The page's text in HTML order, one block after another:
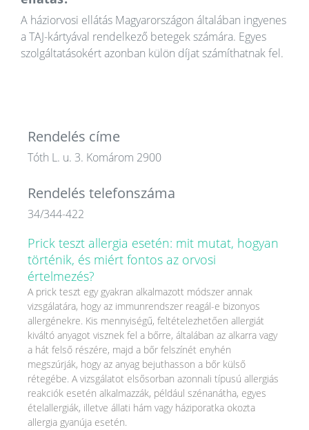
A háziorvosi ellátás Magyarországon általában ingyenes
a TAJ-kártyával rendelkező betegek számára. Egyes
szolgáltatásokért azonban külön díjat számíthatnak fel.
Rendelés címe
Tóth L. u. 3. Komárom 2900
Rendelés telefonszáma
34/344-422
Prick teszt allergia esetén: mit mutat, hogyan
történik, és miért fontos az orvosi
értelmezés?
A prick teszt egy gyakran alkalmazott módszer annak
vizsgálatára, hogy az immunrendszer reagál-e bizonyos
allergénekre. Kis mennyiségű, feltételezhetően allergiát
kiváltó anyagot visznek fel a bőrre, általában az alkarra vagy
a hát felső részére, majd a bőr felszínét enyhén
megszúrják, hogy az anyag bejuthasson a bőr külső
rétegébe. A vizsgálatot elsősorban azonnali típusú allergiás
reakciók esetén alkalmazzák, például szénanátha, egyes
ételallergiák, illetve állati hám vagy háziporatka okozta
allergia gyanúja esetén.